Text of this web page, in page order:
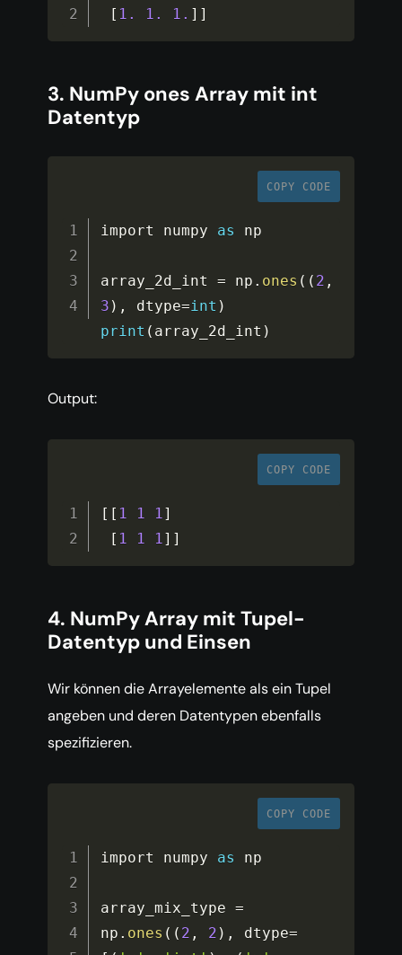
[ 1. 1. 1. ] ]
3. NumPy ones Array mit int
Datentyp
COPY CODE
import numpy as np
array_2d_int = np . ones ( ( 2 ,
3 ) , dtype=int )
print ( array_2d_int )
Output:
COPY CODE
[ [ 1 1 1]
[ 1 1 1] ]
4. NumPy Array mit Tupel-
Datentyp und Einsen
Wir können die Arrayelemente als ein Tupel
angeben und deren Datentypen ebenfalls
spezifizieren.
COPY CODE
import numpy as np
array_mix_type =
np . ones ( ( 2 , 2 ) , dtype=